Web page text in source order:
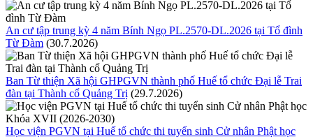
An cư tập trung kỳ 4 năm Bính Ngọ PL.2570-DL.2026 tại Tổ đình
Từ Đàm (30.7.2026)
Ban Từ thiện Xã hội GHPGVN thành phố Huế tổ chức Đại lễ Trai
đàn tại Thành cổ Quảng Trị (29.7.2026)
Học viện PGVN tại Huế tổ chức thi tuyển sinh Cử nhân Phật học